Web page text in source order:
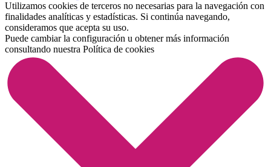
Utilizamos cookies de terceros no necesarias para la navegación con
finalidades analíticas y estadísticas. Si continúa navegando,
consideramos que acepta su uso.
Puede cambiar la configuración u obtener más información
consultando nuestra Política de cookies